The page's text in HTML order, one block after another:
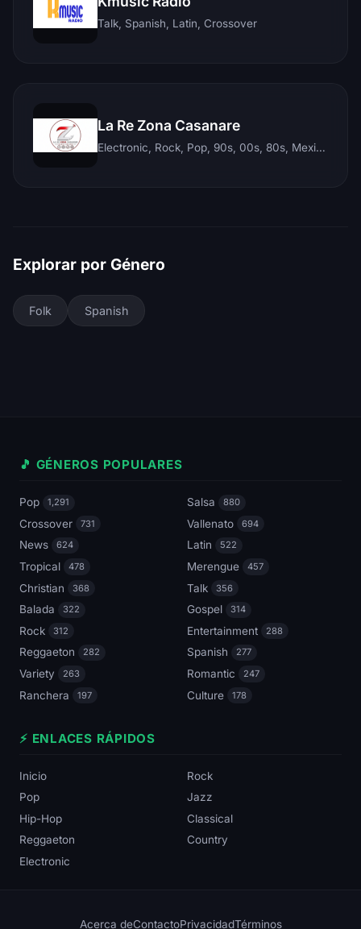
Talk, Spanish, Latin, Crossover
La Re Zona Casanare
Electronic, Rock, Pop, 90s, 00s, 80s, Mexican, Ranchera, Reggaeton, Instrumental, Salsa, Merengue, Tropical, Romantic, Vallenato, Llanera
Explorar por Género
Folk Spanish
🎵 GÉNEROS POPULARES
Pop 1,291 Salsa 880
Crossover 731 Vallenato 694
News 624 Latin 522
Tropical 478 Merengue 457
Christian 368 Talk 356
Balada 322 Gospel 314
Rock 312 Entertainment 288
Reggaeton 282 Spanish 277
Variety 263 Romantic 247
Ranchera 197 Culture 178
⚡ ENLACES RÁPIDOS
Inicio
Rock
Pop
Jazz
Hip-Hop
Classical
Reggaeton
Country
Electronic
Acerca deContactoPrivacidadTérminos